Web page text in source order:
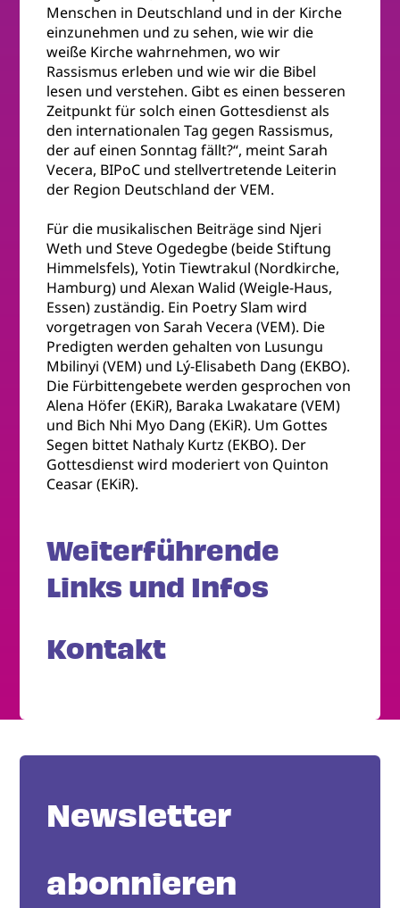
Menschen in Deutschland und in der Kirche
einzunehmen und zu sehen, wie wir die
weiße Kirche wahrnehmen, wo wir
Rassismus erleben und wie wir die Bibel
lesen und verstehen. Gibt es einen besseren
Zeitpunkt für solch einen Gottesdienst als
den internationalen Tag gegen Rassismus,
der auf einen Sonntag fällt?“, meint Sarah
Vecera, BIPoC und stellvertretende Leiterin
der Region Deutschland der VEM.
Für die musikalischen Beiträge sind Njeri
Weth und Steve Ogedegbe (beide Stiftung
Himmelsfels), Yotin Tiewtrakul (Nordkirche,
Hamburg) und Alexan Walid (Weigle-Haus,
Essen) zuständig. Ein Poetry Slam wird
vorgetragen von Sarah Vecera (VEM). Die
Predigten werden gehalten von Lusungu
Mbilinyi (VEM) und Lý-Elisabeth Dang (EKBO).
Die Fürbittengebete werden gesprochen von
Alena Höfer (EKiR), Baraka Lwakatare (VEM)
und Bich Nhi Myo Dang (EKiR). Um Gottes
Segen bittet Nathaly Kurtz (EKBO). Der
Gottesdienst wird moderiert von Quinton
Ceasar (EKiR).
Weiterführende
Links und Infos
Kontakt
Newsletter
abonnieren